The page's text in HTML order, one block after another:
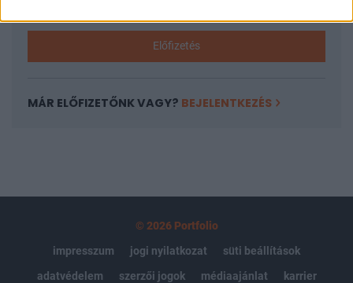
Előfizetés
MÁR ELŐFIZETŐNK VAGY? BEJELENTKEZÉS
© 2026 Portfolio
impresszum
jogi nyilatkozat
süti beállítások
adatvédelem
szerzői jogok médiaajánlat
karrier